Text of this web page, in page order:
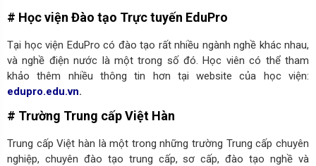
# Học viện Đào tạo Trực tuyến EduPro
Tại học viện EduPro có đào tạo rất nhiều ngành nghề khác nhau,
và nghề điện nước là một trong số đó. Học viên có thể tham
khảo thêm nhiều thông tin hơn tại website của học viện:
edupro.edu.vn.
# Trường Trung cấp Việt Hàn
Trung cấp Việt hàn là một trong những trường Trung cấp chuyên
nghiệp, chuyên đào tạo trung cấp, sơ cấp, đào tạo nghề và